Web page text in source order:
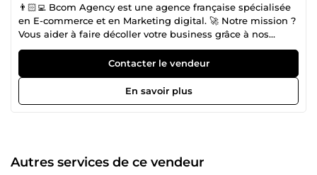
👨🏻‍💻 Bcom Agency est une agence française spécialisée
en E-commerce et en Marketing digital. 🚀 Notre mission ?
Vous aider à faire décoller votre business grâce à nos
services. La satisfaction de nos clients est notre priorité ! 📩
Nous sommes à l'écoute de vos besoins et répondons à
tous vos messages dans les plus brefs délais.
Contacter le vendeur
En savoir plus
Autres services de ce vendeur